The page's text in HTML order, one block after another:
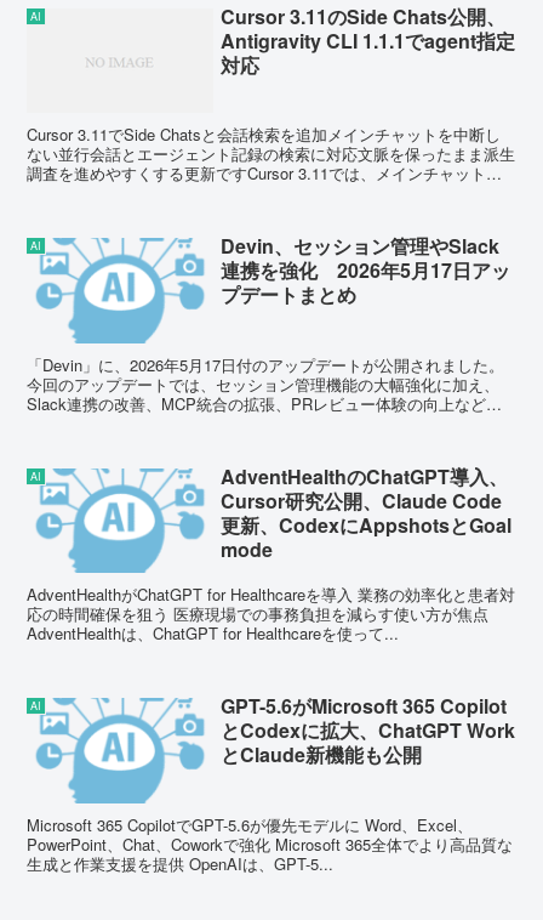
AI
Cursor 3.11のSide Chats公開、
Antigravity CLI 1.1.1でagent指定
対応
Cursor 3.11でSide Chatsと会話検索を追加メインチャットを中断し
ない並行会話とエージェント記録の検索に対応文脈を保ったまま派生
調査を進めやすくする更新ですCursor 3.11では、メインチャットと
AI
Devin、セッション管理やSlack
連携を強化 2026年5月17日アッ
プデートまとめ
「Devin」に、2026年5月17日付のアップデートが公開されました。
今回のアップデートでは、セッション管理機能の大幅強化に加え、
Slack連携の改善、MCP統合の拡張、PRレビュー体験の向上など、
AI
AdventHealthのChatGPT導入、
Cursor研究公開、Claude Code
更新、CodexにAppshotsとGoal
mode
AdventHealthがChatGPT for Healthcareを導入 業務の効率化と患者対
応の時間確保を狙う 医療現場での事務負担を減らす使い方が焦点
AdventHealthは、ChatGPT for Healthcareを使って...
AI
GPT-5.6がMicrosoft 365 Copilot
とCodexに拡大、ChatGPT Work
とClaude新機能も公開
Microsoft 365 CopilotでGPT-5.6が優先モデルに Word、Excel、
PowerPoint、Chat、Coworkで強化 Microsoft 365全体でより高品質な
生成と作業支援を提供 OpenAIは、GPT-5...